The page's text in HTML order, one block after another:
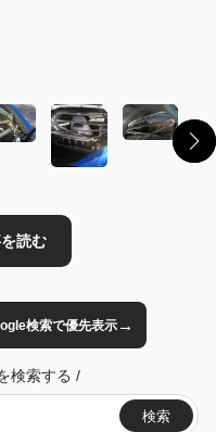
検索で優先表示→
検索する /
検索